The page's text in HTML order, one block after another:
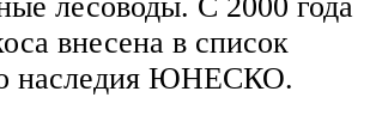
внесена в список
наследия ЮНЕСКО.